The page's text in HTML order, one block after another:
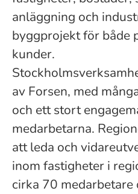
anläggning och
byggprojekt för både
kunder.
av Forsen, med
och ett stort
medarbetarna.
att leda och
inom fastigheter i
cirka 70